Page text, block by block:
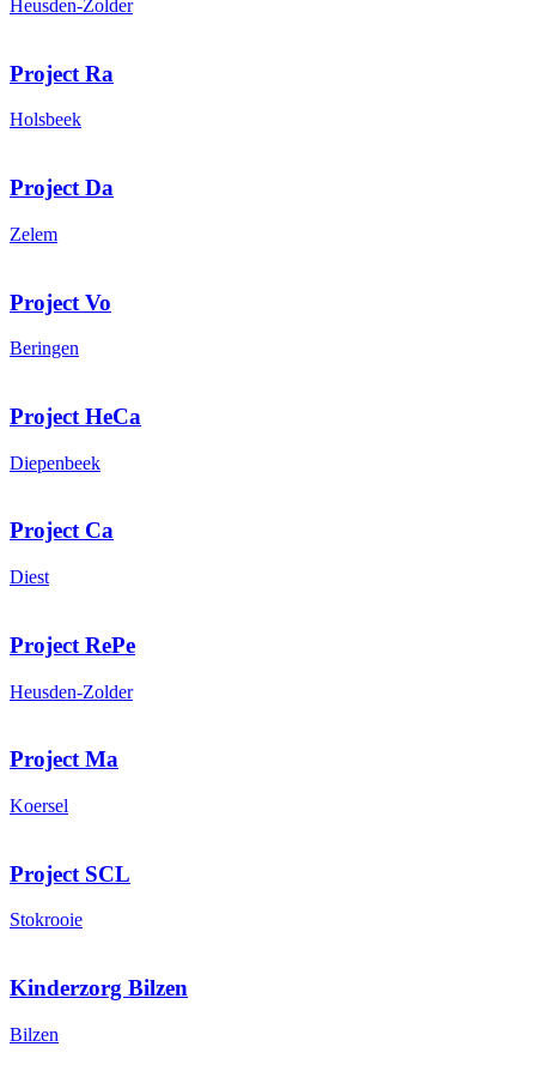
Heusden-Zolder
Project Ra
Holsbeek
Project Da
Zelem
Project Vo
Beringen
Project HeCa
Diepenbeek
Project Ca
Diest
Project RePe
Heusden-Zolder
Project Ma
Koersel
Project SCL
Stokrooie
Kinderzorg Bilzen
Bilzen